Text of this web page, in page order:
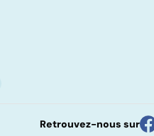
Retrouvez-nous sur